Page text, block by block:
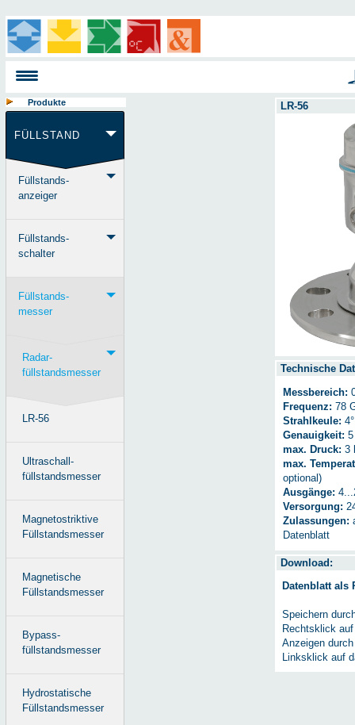
LR-56
Technische
Messbereich:
Frequenz: 78
Strahlkeule: 4°
Genauigkeit:
max. Druck: 3
max.
optional)
Ausgänge:
Versorgung:
Zulassungen:
Datenblatt
Download:
Datenblatt als
Speichern
Rechtsklick
Anzeigen durch
Linksklick auf
Produkte
FÜLLSTAND
Füllstands-
anzeiger
Füllstands-
schalter
Füllstands-
messer
Radar-
füllstandsmesser
LR-56
Ultraschall-
füllstandsmesser
Magnetostriktive
Füllstandsmesser
Magnetische
Füllstandsmesser
Bypass-
füllstandsmesser
Hydrostatische
Füllstandsmesser